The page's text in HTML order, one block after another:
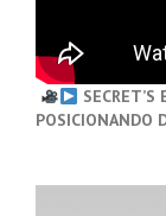
POSICIONANDO